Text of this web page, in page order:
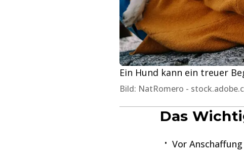
Ein Hund kann ein treuer
Bild: NatRomero -
Das
Vor